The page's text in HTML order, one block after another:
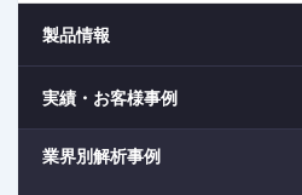
製品情報
実績・お客様事例
業界別解析事例